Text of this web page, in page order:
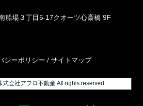
船場３丁目5-17クオーツ心斎橋 9F
シーポリシー / サイトマップ
式会社アフロ不動産 All rights reserved.